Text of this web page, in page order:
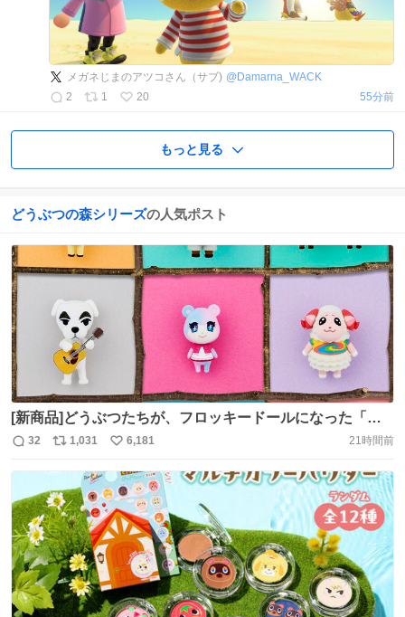
メガネじまのアツコさん（サブ) @ Damarna_WACK
2
1 20 55分前
もっと見る
どうぶつの森シリーズの人気ポスト
[新商品]どうぶつたちが、フロッキードールになった「あ
つまれ どうぶつの森 ともだちどーる SELECTION」（発
プアップイベント in 新千歳空港」とNintendo POP-UP
STORE in SAPPORO「あつまれ
https://t.co/F1rAWGxbpG
返
信
32
リ
ポ
ス
ト
数
1,031
い
い
ね
数
6,181 21時間前